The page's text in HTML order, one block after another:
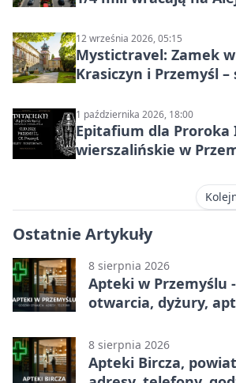
12 września 2026, 05:15
Mystictravel: Zamek
Krasiczyn i Przemyśl
1 października 2026, 18:00
Epitafium dla
wierszalińskie w
Ostatnie Artykuły
8 sierpnia 2026
Apteki w Przemyślu
otwarcia, dyżury,
8 sierpnia 2026
Apteki Bircza,